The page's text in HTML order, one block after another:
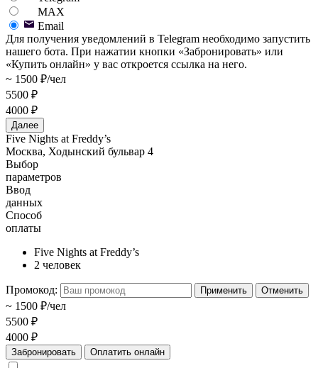
MAX
Email
Для получения уведомлений в Telegram необходимо запустить
нашего бота. При нажатии кнопки «Забронировать» или
«Купить онлайн» у вас откроется ссылка на него.
~ 1500 ₽/чел
5500 ₽
4000 ₽
Далее
Five Nights at Freddy’s
Москва, Ходынский бульвар 4
Выбор
параметров
Ввод
данных
Способ
оплаты
Five Nights at Freddy’s
2 человек
Промокод: Применить Отменить
~ 1500 ₽/чел
5500 ₽
4000 ₽
Забронировать Оплатить онлайн